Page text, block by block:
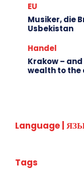
EU
Musiker, die
Usbekistan
Handel
Krakow –
wealth to the
Language |
Tags